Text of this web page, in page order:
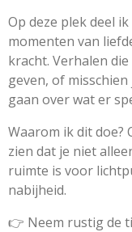
Op deze plek deel
momenten van
kracht. Verhalen
geven, of
gaan over wat er
Waarom ik dit doe?
zien dat je niet
ruimte is voor
nabijheid.
👉 Neem rustig de